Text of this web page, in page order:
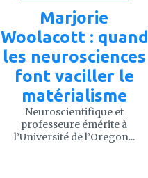
Marjorie
Woolacott : quand
les neurosciences
font vaciller le
matérialisme
Neuroscientifique et
professeure émérite à
l’Université de l’Oregon...